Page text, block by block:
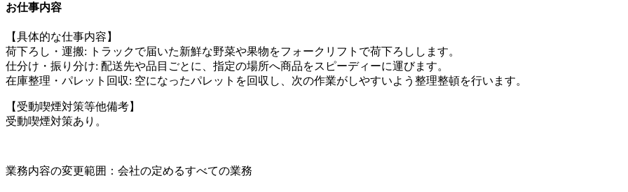
お仕事内容
【具体的な仕事内容】
荷下ろし・運搬: トラックで届いた新鮮な野菜や果物をフォークリフトで荷下ろしします。
仕分け・振り分け: 配送先や品目ごとに、指定の場所へ商品をスピーディーに運びます。
在庫整理・パレット回収: 空になったパレットを回収し、次の作業がしやすいよう整理整頓を行います。
【受動喫煙対策等他備考】
受動喫煙対策あり。
業務内容の変更範囲：会社の定めるすべての業務